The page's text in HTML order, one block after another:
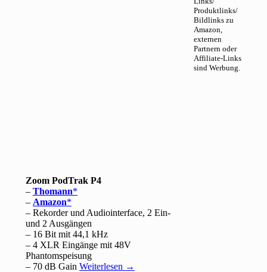
Zoom PodTrak P4
–Thomann
– Amazon
– Rekorder und Audiointerface, 2 Ein-
und 2 Ausgängen
– 16 Bit mit 44,1 kHz
– 4 XLR Eingänge mit 48V
Phantomspeisung
– 70 dB GainWeiterlesen →
Produktlinks/
Bildlinks zu
Amazon,
externen
Partnern oder
Affiliate-Links
sind Werbung.